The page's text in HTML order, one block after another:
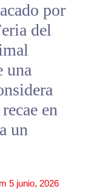
por
del
una
en
un
5 junio, 2026